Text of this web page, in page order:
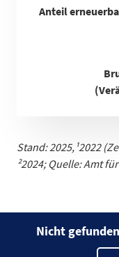
Anteil
Stand: 2025, ¹2022
²2024; Quelle: Amt
Nicht